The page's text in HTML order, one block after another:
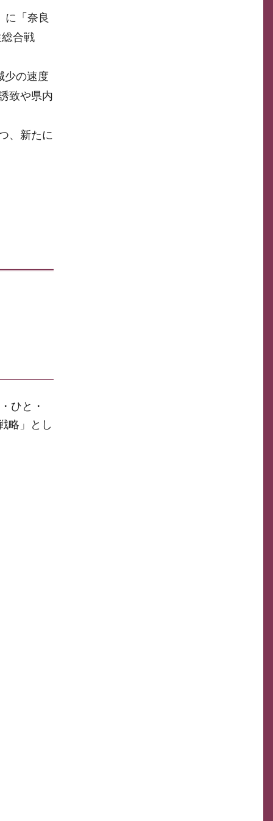
に「奈良
合戦
少の速度
致や県内
、新たに
ひと・
略」とし